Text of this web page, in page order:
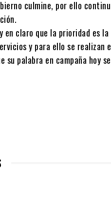
culmine, por ello
en claro que la prioridad es
y para ello se realizan
su palabra en campaña hoy